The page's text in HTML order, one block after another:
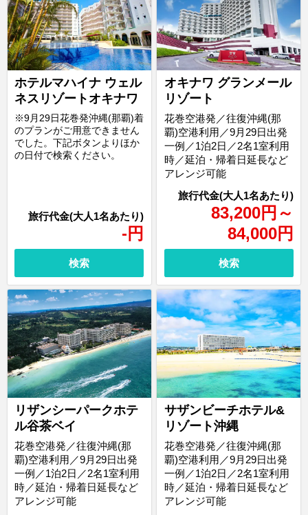
ホテルマハイナ ウェル
ネスリゾートオキナワ
- 円
※9月29日花巻発沖縄(那覇)着
のプランがご用意できません
でした。下記ボタンよりほか
の日付で検索ください。
検索
オキナワ グランメール
リゾート
83,200円 ～
84,000円
花巻空港発／往復沖縄(那
覇)空港利用／9月29日出発
一例／1泊2日／2名1室利用
時／延泊・帰着日延長など
アレンジ可能
検索
リザンシーパークホテ
ル谷茶ベイ
花巻空港発／往復沖縄(那
覇)空港利用／9月29日出発
一例／1泊2日／2名1室利用
時／延泊・帰着日延長など
アレンジ可能
サザンビーチホテル&
リゾート沖縄
花巻空港発／往復沖縄(那
覇)空港利用／9月29日出発
一例／1泊2日／2名1室利用
時／延泊・帰着日延長など
アレンジ可能